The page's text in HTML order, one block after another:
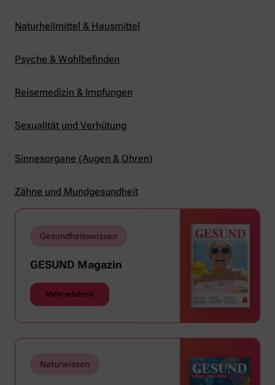
Naturheilmittel & Hausmittel
Psyche & Wohlbefinden
Reisemedizin & Impfungen
Sexualität und Verhütung
Sinnesorgane (Augen & Ohren)
Zähne und Mundgesundheit
Gesundheitswissen
GESUND Magazin
Mehr erfahren
Naturwissen